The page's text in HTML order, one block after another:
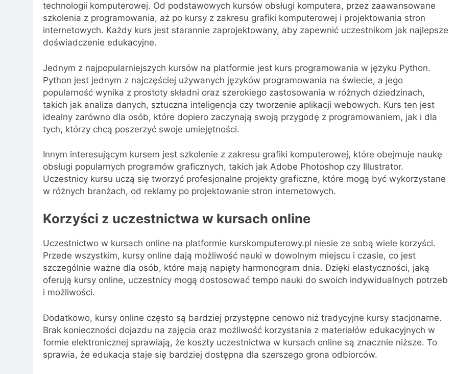
technologii komputerowej. Od podstawowych kursów obsługi komputera, przez zaawansowane
szkolenia z programowania, aż po kursy z zakresu grafiki komputerowej i projektowania stron
internetowych. Każdy kurs jest starannie zaprojektowany, aby zapewnić uczestnikom jak najlepsze
doświadczenie edukacyjne.
Jednym z najpopularniejszych kursów na platformie jest kurs programowania w języku Python.
Python jest jednym z najczęściej używanych języków programowania na świecie, a jego
popularność wynika z prostoty składni oraz szerokiego zastosowania w różnych dziedzinach,
takich jak analiza danych, sztuczna inteligencja czy tworzenie aplikacji webowych. Kurs ten jest
idealny zarówno dla osób, które dopiero zaczynają swoją przygodę z programowaniem, jak i dla
tych, którzy chcą poszerzyć swoje umiejętności.
Innym interesującym kursem jest szkolenie z zakresu grafiki komputerowej, które obejmuje naukę
obsługi popularnych programów graficznych, takich jak Adobe Photoshop czy Illustrator.
Uczestnicy kursu uczą się tworzyć profesjonalne projekty graficzne, które mogą być wykorzystane
w różnych branżach, od reklamy po projektowanie stron internetowych.
Korzyści z uczestnictwa w kursach online
Uczestnictwo w kursach online na platformie kurskomputerowy.pl niesie ze sobą wiele korzyści.
Przede wszystkim, kursy online dają możliwość nauki w dowolnym miejscu i czasie, co jest
szczególnie ważne dla osób, które mają napięty harmonogram dnia. Dzięki elastyczności, jaką
oferują kursy online, uczestnicy mogą dostosować tempo nauki do swoich indywidualnych potrzeb
i możliwości.
Dodatkowo, kursy online często są bardziej przystępne cenowo niż tradycyjne kursy stacjonarne.
Brak konieczności dojazdu na zajęcia oraz możliwość korzystania z materiałów edukacyjnych w
formie elektronicznej sprawiają, że koszty uczestnictwa w kursach online są znacznie niższe. To
sprawia, że edukacja staje się bardziej dostępna dla szerszego grona odbiorców.